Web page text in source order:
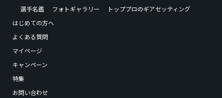
選手名鑑
フォトギャラリー
トッププロのギアセッティング
はじめての方へ
よくある質問
マイページ
キャンペーン
特集
お問い合わせ